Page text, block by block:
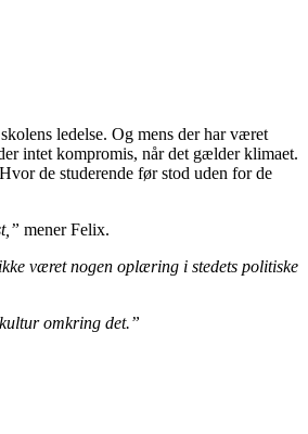
ledelse. Og mens der har været
intet kompromis, når det gælder klimaet.
de studerende før stod uden for de
mener Felix.
været nogen oplæring i stedets politiske
omkring det.”